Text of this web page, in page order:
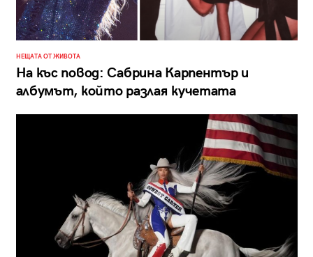
НЕЩАТА ОТ ЖИВОТА
На къс повод: Сабрина Карпентър и
албумът, който разлая кучетата